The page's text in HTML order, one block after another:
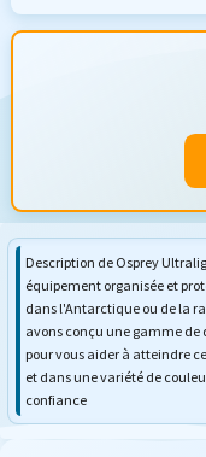
Description de Osprey
équipement organisée et
dans l'Antarctique ou de la
avons conçu une gamme
pour vous aider à atteindre
et dans une variété de
confiance